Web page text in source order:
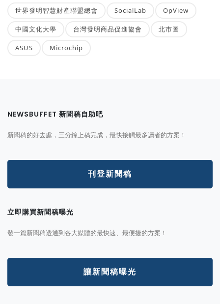
世界發明智慧財產聯盟總會 SocialLab OpView
中國文化大學 台灣發明商品促進協會 北市圖
ASUS Microchip
NEWSBUFFET 新聞稿自助吧
新聞稿的好去處，三分鐘上稿完成，最快接觸最多讀者的方案！
刊登新聞稿
立即購買新聞稿曝光
發一篇新聞稿透通到各大媒體的最快速、最便捷的方案！
讓新聞稿曝光